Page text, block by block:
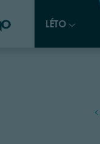
LÉTO
LÉTO